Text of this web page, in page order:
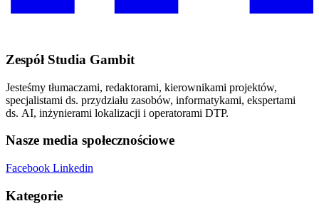
Zespół Studia Gambit
Jesteśmy tłumaczami, redaktorami, kierownikami projektów,
specjalistami ds. przydziału zasobów, informatykami, ekspertami
ds. AI, inżynierami lokalizacji i operatorami DTP.
Nasze media społecznościowe
Facebook Linkedin
Kategorie